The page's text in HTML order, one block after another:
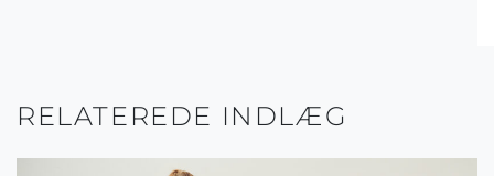
RELATEREDE INDLÆG